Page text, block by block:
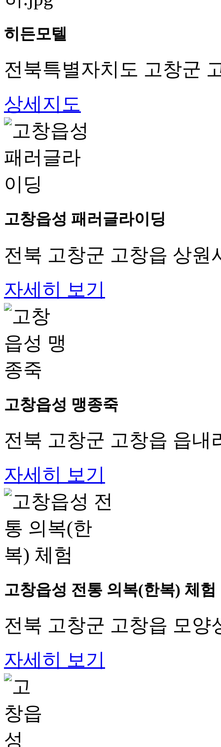
히든모텔
전북특별자치도 고창군
상세지도
고창읍성 패러글라이딩
전북 고창군 고창읍 상원
자세히 보기
고창읍성 맹종죽
전북 고창군 고창읍 읍내
자세히 보기
고창읍성 전통 의복(한복) 체험
전북 고창군 고창읍 모양
자세히 보기